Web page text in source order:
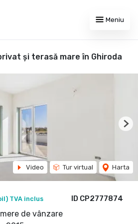
Meniu
și terasă mare în Ghiroda
ID CP2777874
TVA inclus
de vânzare
Video Tur virtual Harta